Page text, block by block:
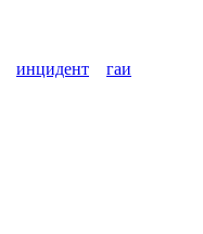
инцидент гаи